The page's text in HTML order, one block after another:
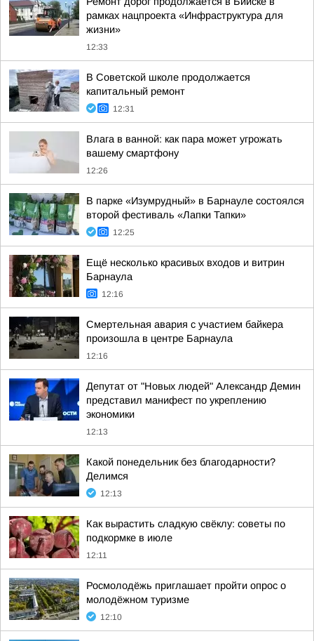
рамках нацпроекта «Инфраструктура для
жизни»
12:33
В Советской школе продолжается
капитальный ремонт
12:31
Влага в ванной: как пара может угрожать
вашему смартфону
12:26
В парке «Изумрудный» в Барнауле состоялся
второй фестиваль «Лапки Тапки»
12:25
Ещё несколько красивых входов и витрин
Барнаула
12:16
Смертельная авария с участием байкера
произошла в центре Барнаула
12:16
Депутат от "Новых людей" Александр Демин
представил манифест по укреплению
экономики
12:13
Какой понедельник без благодарности?
Делимся
12:13
Как вырастить сладкую свёклу: советы по
подкормке в июле
12:11
Росмолодёжь приглашает пройти опрос о
молодёжном туризме
12:10